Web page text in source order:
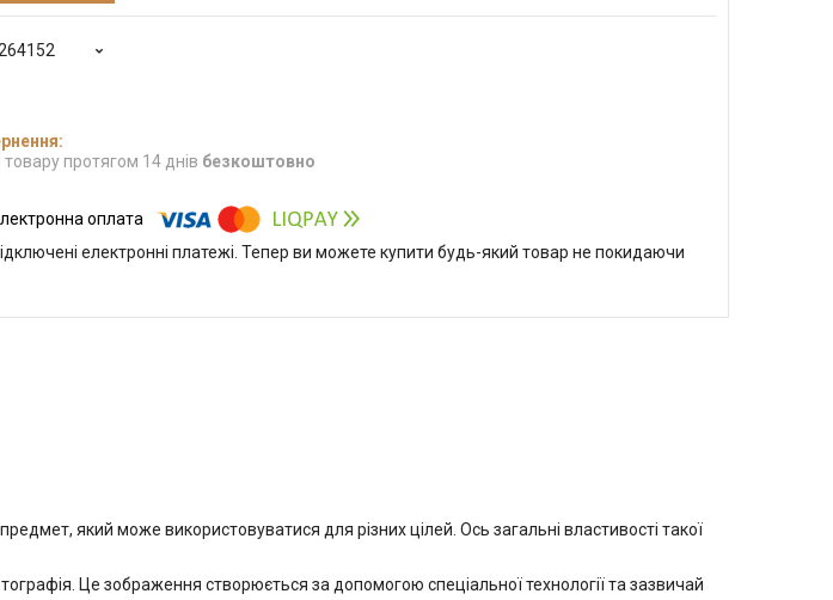
протягом 14 днів безкоштовно
електронні платежі. Тепер ви можете купити будь-який товар не покидаючи
який може використовуватися для різних цілей. Ось загальні властивості такої
Це зображення створюється за допомогою спеціальної технології та зазвичай